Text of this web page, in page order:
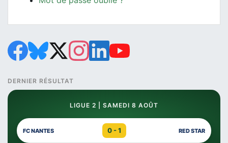
DERNIER RÉSULTAT
LIGUE 2 | SAMEDI 8 AOÛT
FC NANTES 0 - 1 RED STAR